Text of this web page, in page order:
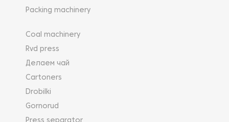
Packing machinery
Coal machinery
Rvd press
Делаем чай
Cartoners
Drobilki
Gornorud